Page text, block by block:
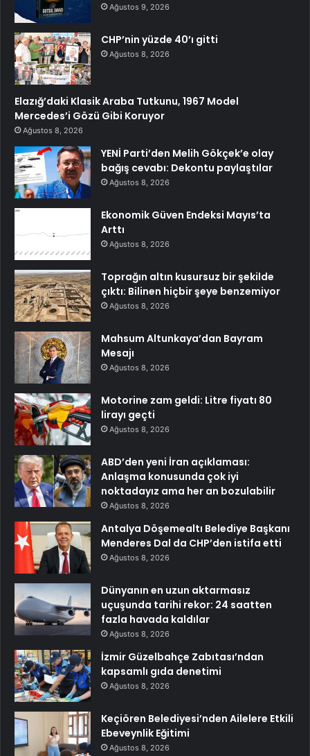
Ağustos 9, 2026
CHP’nin yüzde 40’ı gitti
Ağustos 8, 2026
Elazığ’daki Klasik Araba Tutkunu, 1967 Model
Mercedes’i Gözü Gibi Koruyor
Ağustos 8, 2026
YENİ Parti’den Melih Gökçek’e olay
bağış cevabı: Dekontu paylaştılar
Ağustos 8, 2026
Ekonomik Güven Endeksi Mayıs’ta
Arttı
Ağustos 8, 2026
Toprağın altın kusursuz bir şekilde
çıktı: Bilinen hiçbir şeye benzemiyor
Ağustos 8, 2026
Mahsum Altunkaya’dan Bayram
Mesajı
Ağustos 8, 2026
Motorine zam geldi: Litre fiyatı 80
lirayı geçti
Ağustos 8, 2026
ABD’den yeni İran açıklaması:
Anlaşma konusunda çok iyi
noktadayız ama her an bozulabilir
Ağustos 8, 2026
Antalya Döşemealtı Belediye Başkanı
Menderes Dal da CHP’den istifa etti
Ağustos 8, 2026
Dünyanın en uzun aktarmasız
uçuşunda tarihi rekor: 24 saatten
fazla havada kaldılar
Ağustos 8, 2026
İzmir Güzelbahçe Zabıtası’ndan
kapsamlı gıda denetimi
Ağustos 8, 2026
Keçiören Belediyesi’nden Ailelere Etkili
Ebeveynlik Eğitimi
Ağustos 8, 2026